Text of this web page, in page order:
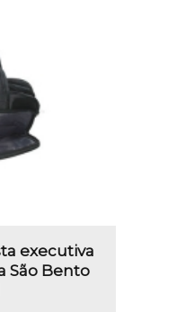
executiva
São Bento